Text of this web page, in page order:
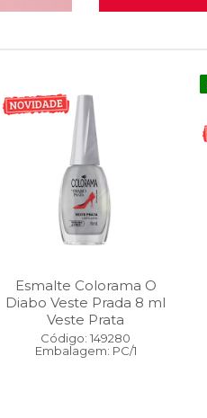
Esmalte Colorama O
Diabo Veste Prada 8 ml
Veste Prata
Código: 149280
Embalagem: PC/1